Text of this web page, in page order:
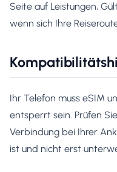
Seite auf Leistungen,
wenn sich Ihre
Ihr Telefon muss eSIM
entsperrt sein. Prüfen
Verbindung bei Ihrer
ist und nicht erst